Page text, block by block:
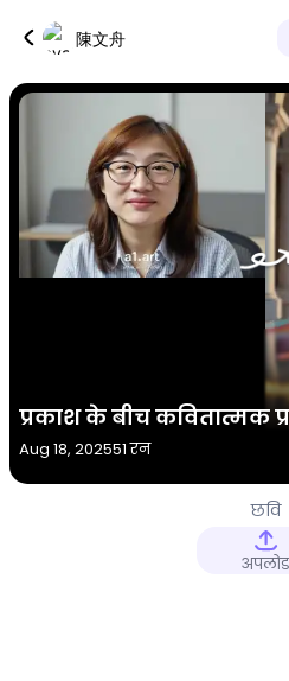
陳文舟
प्रकाश के बीच कवितात्मक
Aug 18, 202551 रन
छवि
अपलोड